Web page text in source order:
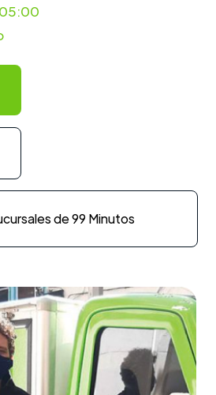
de 99 Minutos